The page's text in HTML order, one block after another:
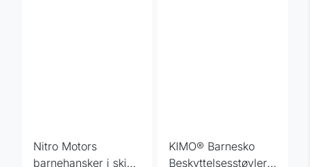
Nitro Motors
barnehansker i skinn
KIMO® Barnesko
Beskyttelsesstøvler